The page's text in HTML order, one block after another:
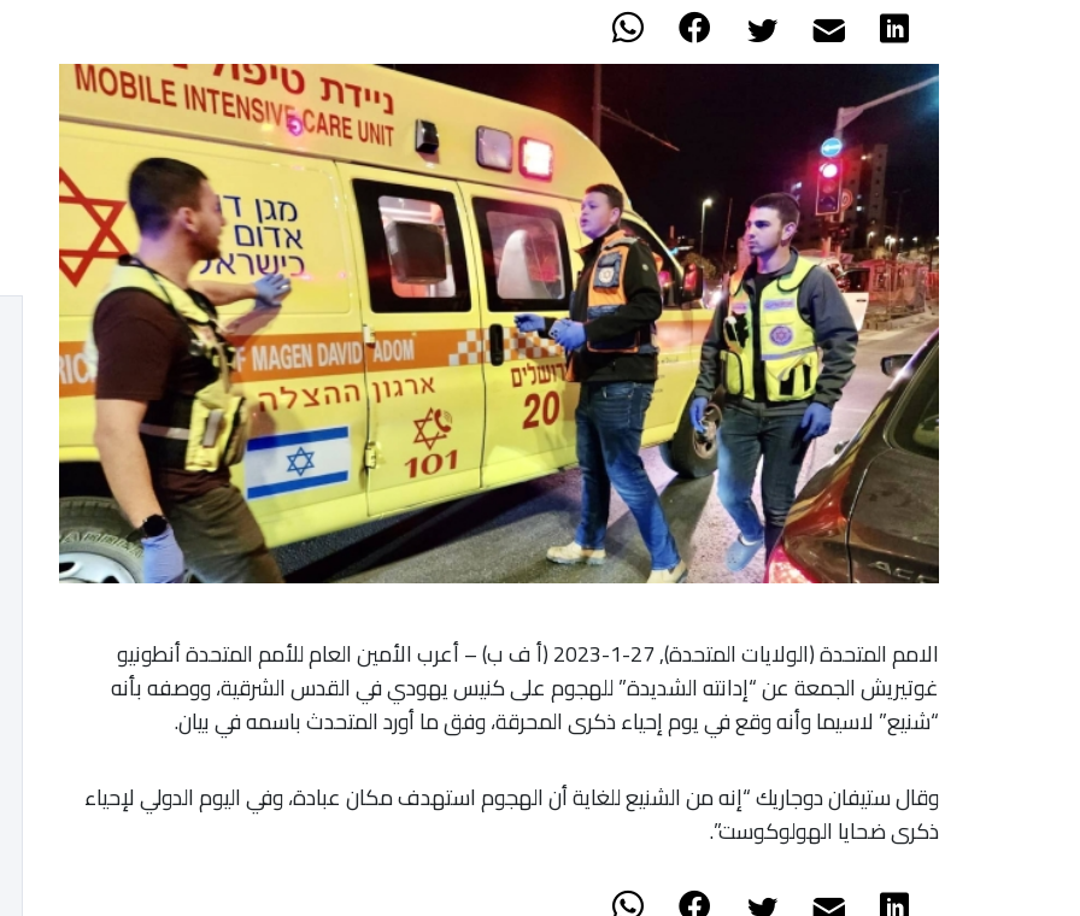
الامم المتحدة (الولايات المتحدة), 27-1-2023 (أ ف ب) – أعرب الأمين العام للأمم المتحدة أنطونيو
غوتيريش الجمعة عن “إدانته الشديدة” للهجوم على كنيس يهودي في القدس الشرقية، ووصفه بأنه
“شنيع” لاسيما وأنه وقع في يوم إحياء ذكرى المحرقة، وفق ما أورد المتحدث باسمه في بيان.
وقال ستيفان دوجاريك “إنه من الشنيع للغاية أن الهجوم استهدف مكان عبادة، وفي اليوم الدولي لإحياء
ذكرى ضحايا الهولوكوست”.